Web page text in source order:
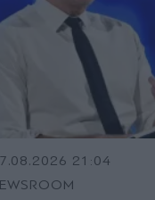
21:04